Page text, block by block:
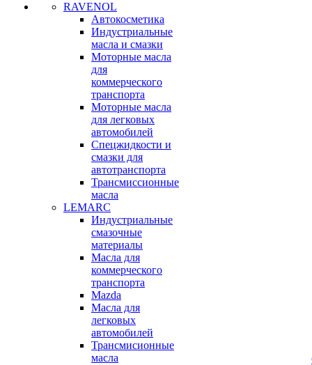
RAVENOL
Автокосметика
Индустриальные
масла и смазки
Моторные масла
для
коммерческого
транспорта
Моторные масла
для легковых
автомобилей
Спецжидкости и
смазки для
автотранспорта
Трансмиссионные
масла
LEMARC
Индустриальные
смазочные
материалы
Масла для
коммерческого
транспорта
Mazda
Масла для
легковых
автомобилей
Трансмисионные
масла